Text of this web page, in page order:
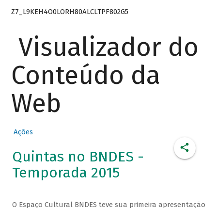
Z7_L9KEH4O0LORH80ALCLTPF802G5
Visualizador do
Conteúdo da
Web
Ações
Quintas no BNDES -
Temporada 2015
O Espaço Cultural BNDES teve sua primeira apresentação